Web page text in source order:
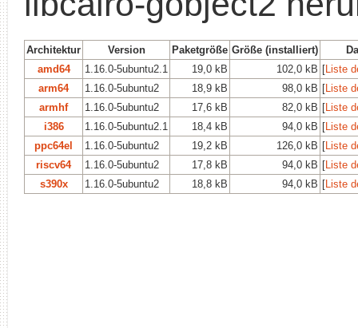
Architektur Version Paketgröße Größe (installiert)
amd64
1.16.0-5ubuntu2.1 19,0 kB 102,0 kB [Liste
arm64
1.16.0-5ubuntu2 18,9 kB 98,0 kB [Liste
armhf
1.16.0-5ubuntu2 17,6 kB 82,0 kB [Liste
i386
1.16.0-5ubuntu2.1 18,4 kB 94,0 kB [Liste
ppc64el
1.16.0-5ubuntu2 19,2 kB 126,0 kB [Liste
riscv64
1.16.0-5ubuntu2 17,8 kB 94,0 kB [Liste
s390x
1.16.0-5ubuntu2 18,8 kB 94,0 kB [Liste